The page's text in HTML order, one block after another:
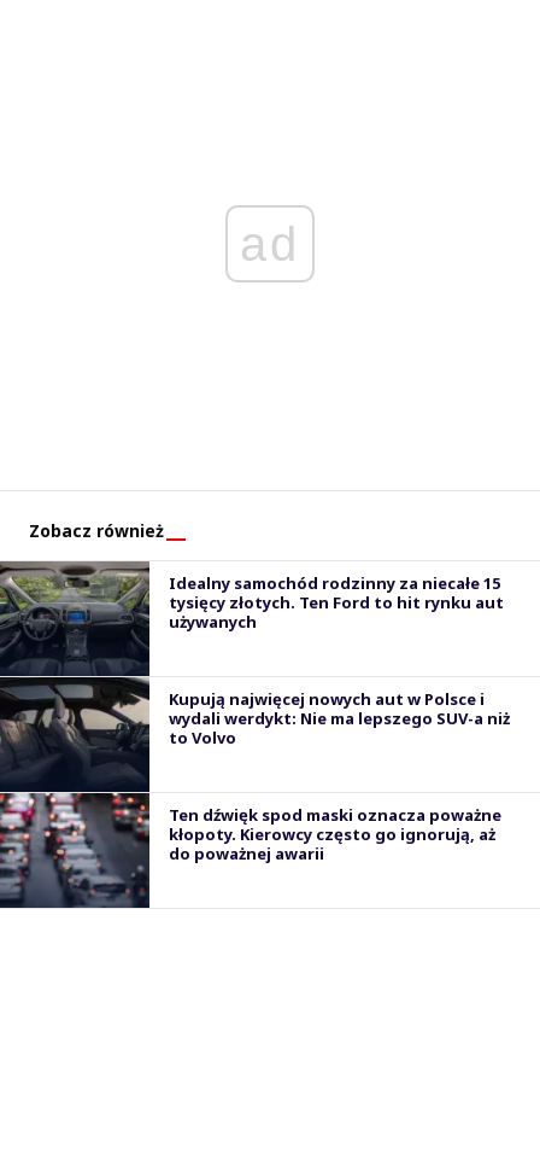
ad
Zobacz również
Idealny samochód rodzinny za niecałe 15
tysięcy złotych. Ten Ford to hit rynku aut
używanych
Kupują najwięcej nowych aut w Polsce i
wydali werdykt: Nie ma lepszego SUV-a niż
to Volvo
Ten dźwięk spod maski oznacza poważne
kłopoty. Kierowcy często go ignorują, aż
do poważnej awarii